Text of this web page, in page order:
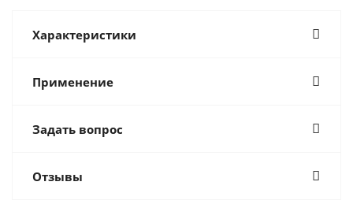
Характеристики
Применение
Задать вопрос
Отзывы